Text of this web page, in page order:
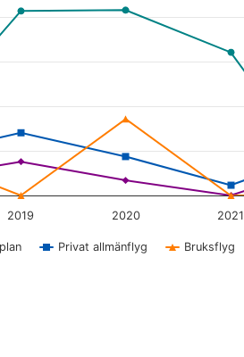
Privat allmänflyg Bruksflyg
2019 2020 2021